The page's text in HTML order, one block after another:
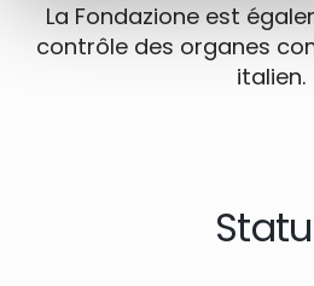
La Fondazione est
contrôle des organes
italien.